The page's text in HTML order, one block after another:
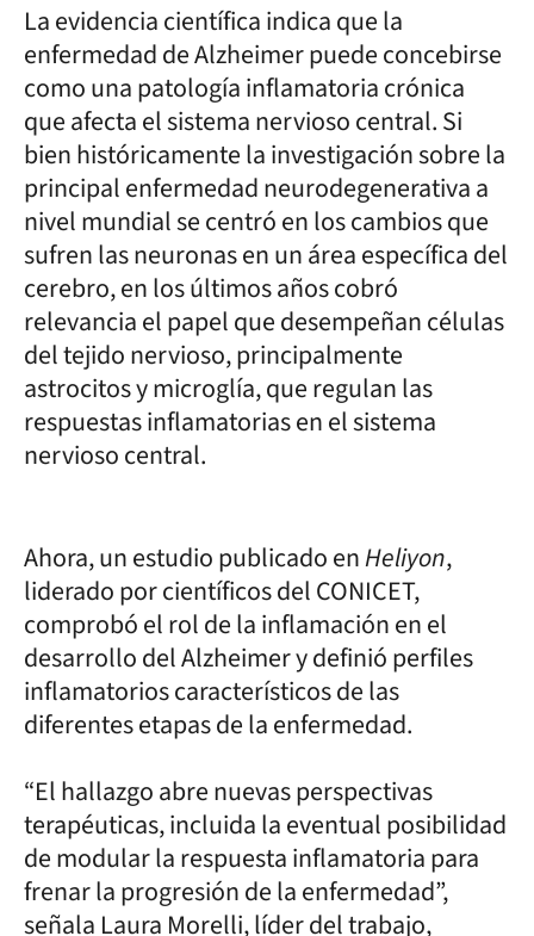
La evidencia científica indica que la
enfermedad de Alzheimer puede concebirse
como una patología inflamatoria crónica
que afecta el sistema nervioso central. Si
bien históricamente la investigación sobre la
principal enfermedad neurodegenerativa a
nivel mundial se centró en los cambios que
sufren las neuronas en un área específica del
cerebro, en los últimos años cobró
relevancia el papel que desempeñan células
del tejido nervioso, principalmente
astrocitos y microglía, que regulan las
respuestas inflamatorias en el sistema
nervioso central.
Ahora, un estudio publicado enHeliyon,
liderado por científicos del CONICET,
comprobó el rol de la inflamación en el
desarrollo del Alzheimer y definió perfiles
inflamatorios característicos de las
diferentes etapas de la enfermedad.
“El hallazgo abre nuevas perspectivas
terapéuticas, incluida la eventual posibilidad
de modular la respuesta inflamatoria para
frenar la progresión de la enfermedad”,
señala Laura Morelli, líder del trabajo,